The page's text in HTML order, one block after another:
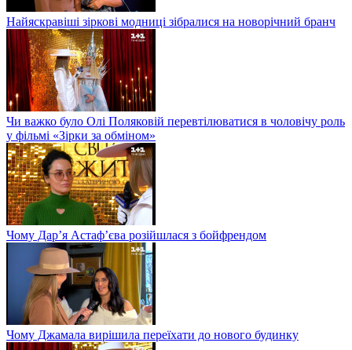
Найяскравіші зіркові модниці зібралися на новорічний бранч
Чи важко було Олі Поляковій перевтілюватися в чоловічу роль
у фільмі «Зірки за обміном»
Чому Дар’я Астаф’єва розійшлася з бойфрендом
Чому Джамала вирішила переїхати до нового будинку